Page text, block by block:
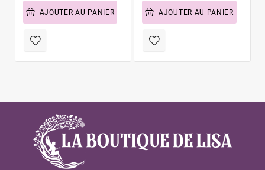
AJOUTER AU PANIER AJOUTER AU PANIER